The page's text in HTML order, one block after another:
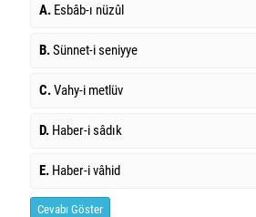
A. Esbâb-ı nüzûl
B.Sünnet-i seniyye
C.Vahy-i metlüv
D. Haber-i sâdık
E. Haber-i vâhid
Cevabı Göster